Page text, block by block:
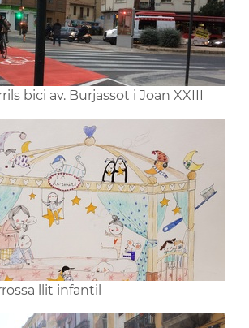
bici av. Burjassot i Joan XXIII
llit infantil